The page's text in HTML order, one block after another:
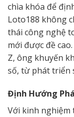
chìa khóa để
Loto188 không
thái công nghệ
mới được đề
Z, ông khuyến
số, từ phát triển
Định Hướng
Với kinh nghiệm